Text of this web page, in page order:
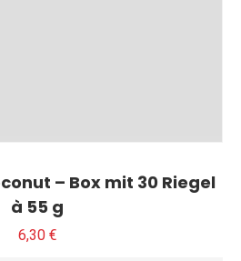
– Box mit 30 Riegel
à 55 g
6,30 €